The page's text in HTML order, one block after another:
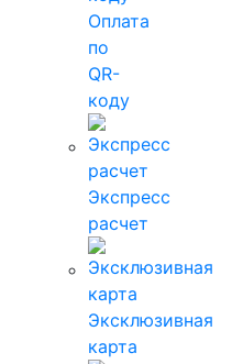
Оплата
по
QR-
коду
Экспресс
расчет
Эксклюзивная
карта